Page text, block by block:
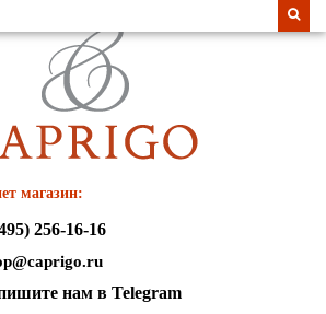
магазин:
256-16-16
нам в Telegram